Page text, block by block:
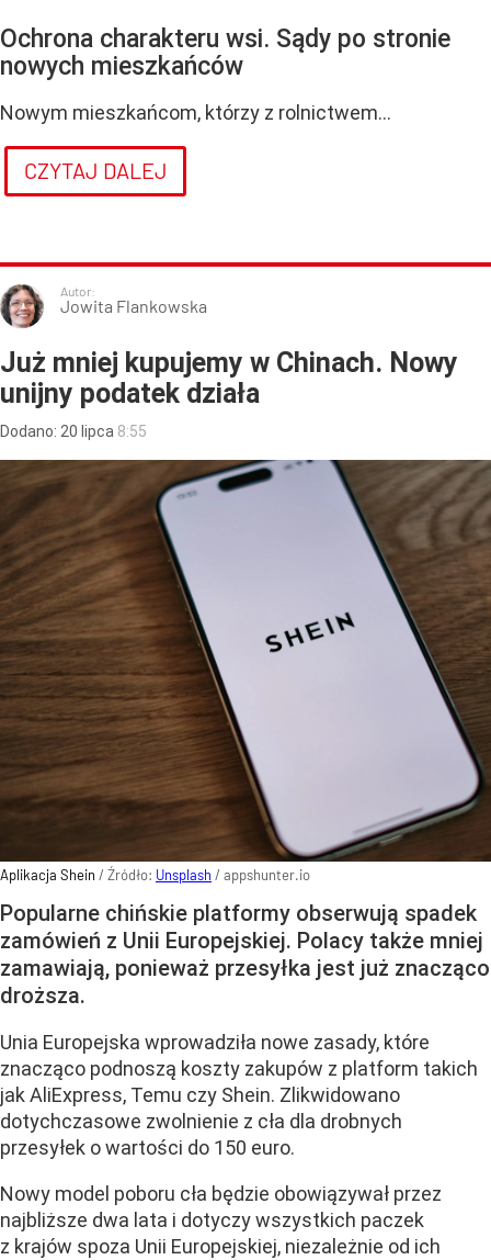
Ochrona charakteru wsi. Sądy po stronie
nowych mieszkańców
Nowym mieszkańcom, którzy z rolnictwem...
CZYTAJ DALEJ
Autor:
Jowita Flankowska
Już mniej kupujemy w Chinach. Nowy
unijny podatek działa
Dodano: 20 lipca 8:55
Aplikacja Shein / Źródło: Unsplash / appshunter.io
Popularne chińskie platformy obserwują spadek
zamówień z Unii Europejskiej. Polacy także mniej
zamawiają, ponieważ przesyłka jest już znacząco
droższa.
Unia Europejska wprowadziła nowe zasady, które
znacząco podnoszą koszty zakupów z platform takich
jak AliExpress, Temu czy Shein. Zlikwidowano
dotychczasowe zwolnienie z cła dla drobnych
przesyłek o wartości do 150 euro.
Nowy model poboru cła będzie obowiązywał przez
najbliższe dwa lata i dotyczy wszystkich paczek
z krajów spoza Unii Europejskiej, niezależnie od ich